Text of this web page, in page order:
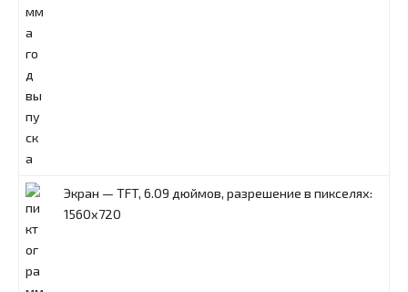
Экран — TFT, 6.09 дюймов, разрешение в пикселях:
1560x720